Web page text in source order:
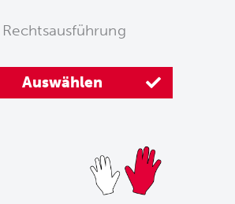
Rechtsausführung
Auswählen